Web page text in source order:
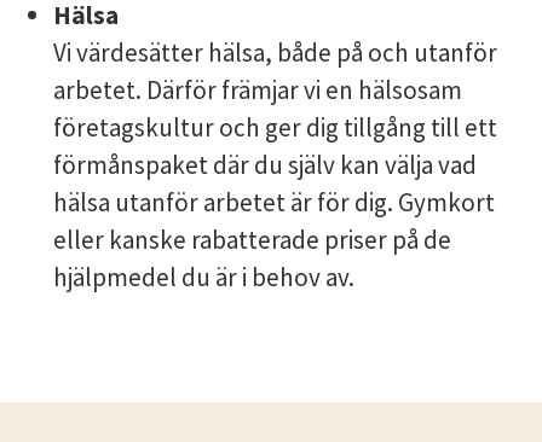
Hälsa
Vi värdesätter hälsa, både på och utanför
arbetet. Därför främjar vi en hälsosam
företagskultur och ger dig tillgång till ett
förmånspaket där du själv kan välja vad
hälsa utanför arbetet är för dig. Gymkort
eller kanske rabatterade priser på de
hjälpmedel du är i behov av.